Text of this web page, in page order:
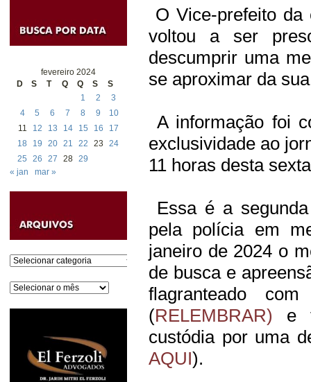
fevereiro 2024
D
S T Q Q S
S
1
2
3
4
5 6 7 8 9
10
11
12 13 14 15 16
17
18
19 20 21 22 23
24
25
26 27 28 29
« jan
mar »
Categorias
Arquivos
O Vice-prefeito
voltou a ser
descumprir uma
se aproximar da
A informação foi
exclusividade ao
11 horas desta
Essa é a
pela polícia em
janeiro de 2024 o
de busca e
flagranteado
(RELEMBRAR) e
custódia por uma
AQUI).